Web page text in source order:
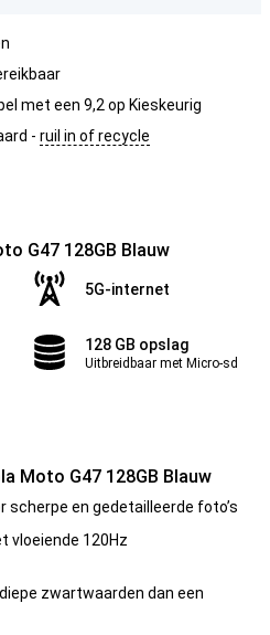
met een 9,2 op Kieskeurig
- ruil in of recycle
G47 128GB Blauw
5G-internet
128 GB opslag
Uitbreidbaar met Micro-sd
Moto G47 128GB Blauw
scherpe en gedetailleerde foto’s
vloeiende 120Hz
zwartwaarden dan een